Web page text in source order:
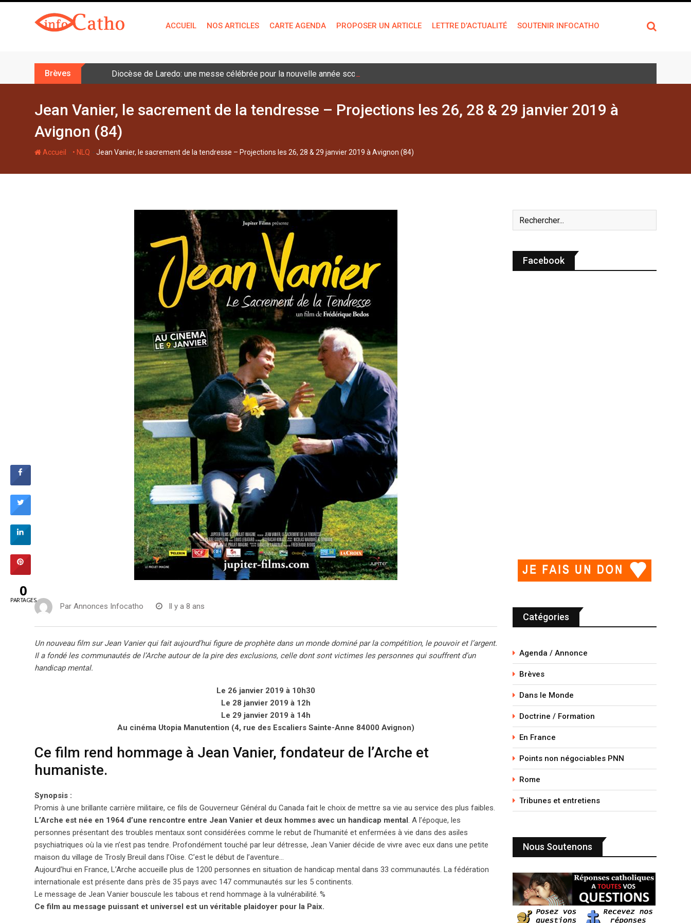
ACCUEIL NOS ARTICLES CARTE AGENDA PROPOSER UN ARTICLE LETTRE D’ACTUALITÉ SOUTENIR INFOCATHO
Brèves Diocèse de Laredo: une messe célébrée pour la nouvelle année scolaire
Jean Vanier, le sacrement de la tendresse – Projections les 26, 28 & 29 janvier 2019 à
Avignon (84)
Accueil - • NLQ -Jean Vanier, le sacrement de la tendresse – Projections les 26, 28 & 29 janvier 2019 à Avignon (84)
Par Annonces Infocatho Il y a 8 ans
Un nouveau film sur Jean Vanier qui fait aujourd’hui figure de prophète dans un monde dominé par la compétition, le pouvoir et l’argent.
Il a fondé les communautés de l’Arche autour de la pire des exclusions, celle dont sont victimes les personnes qui souffrent d’un
handicap mental.
Le 26 janvier 2019 à 10h30
Le 28 janvier 2019 à 12h
Le 29 janvier 2019 à 14h
Au cinéma Utopia Manutention (4, rue des Escaliers Sainte-Anne 84000 Avignon)
Ce film rend hommage à Jean Vanier, fondateur de l’Arche et
humaniste.
Synopsis :
Promis à une brillante carrière militaire, ce fils de Gouverneur Général du Canada fait le choix de mettre sa vie au service des plus faibles.
L’Arche est née en 1964 d’une rencontre entre Jean Vanier et deux hommes avec un handicap mental. A l’époque, les
personnes présentant des troubles mentaux sont considérées comme le rebut de l’humanité et enfermées à vie dans des asiles
psychiatriques où la vie n’est pas tendre. Profondément touché par leur détresse, Jean Vanier décide de vivre avec eux dans une petite
maison du village de Trosly Breuil dans l’Oise. C’est le début de l’aventure…
Aujourd’hui en France, L’Arche accueille plus de 1200 personnes en situation de handicap mental dans 33 communautés. La fédération
internationale est présente dans près de 35 pays avec 147 communautés sur les 5 continents.
Le message de Jean Vanier bouscule les tabous et rend hommage à la vulnérabilité. %
Ce film au message puissant et universel est un véritable plaidoyer pour la Paix.
Facebook
Catégories
Agenda / Annonce
Brèves
Dans le Monde
Doctrine / Formation
En France
Points non négociables PNN
Rome
Tribunes et entretiens
Nous Soutenons
0
PARTAGES